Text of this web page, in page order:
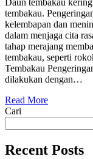
Daun tembakau
tembakau.
kelembapan dan
dalam menjaga cita
tahap merajang
tembakau, seperti
Tembakau
dilakukan dengan…
Read More
Cari
Recent Posts